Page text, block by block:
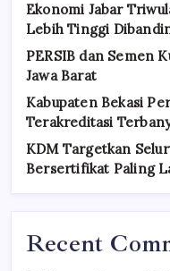
Ekonomi Jabar
Lebih Tinggi
PERSIB dan Semen
Jawa Barat
Kabupaten Bekasi
Terakreditasi
KDM Targetkan
Bersertifikat Paling
Recent